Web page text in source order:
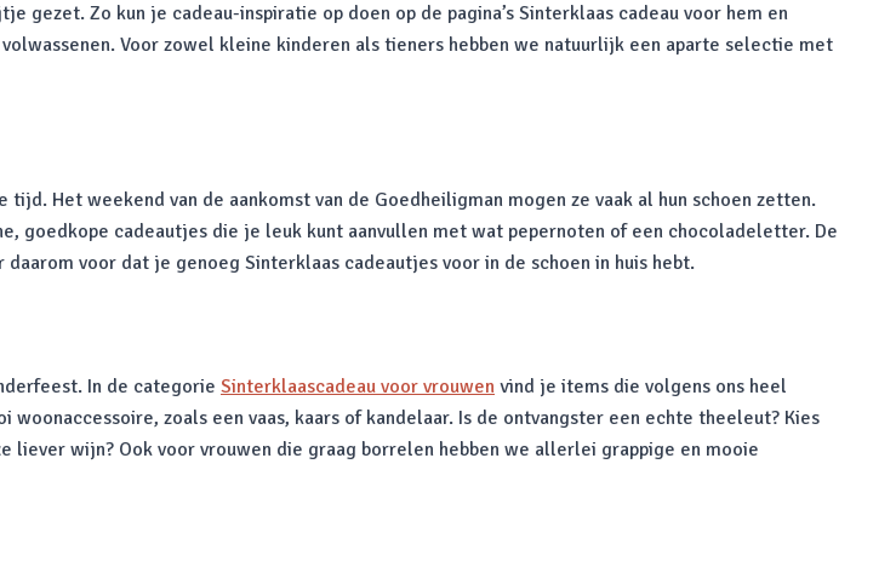
gezet. Zo kun je cadeau-inspiratie op doen op de pagina’s Sinterklaas cadeau voor hem en
Voor zowel kleine kinderen als tieners hebben we natuurlijk een aparte selectie met
Het weekend van de aankomst van de Goedheiligman mogen ze vaak al hun schoen zetten.
goedkope cadeautjes die je leuk kunt aanvullen met wat pepernoten of een chocoladeletter. De
voor dat je genoeg Sinterklaas cadeautjes voor in de schoen in huis hebt.
In de categorie Sinterklaascadeau voor vrouwen vind je items die volgens ons heel
zoals een vaas, kaars of kandelaar. Is de ontvangster een echte theeleut? Kies
liever wijn? Ook voor vrouwen die graag borrelen hebben we allerlei grappige en mooie